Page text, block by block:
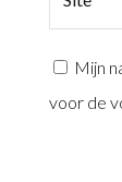
Mijn
voor de